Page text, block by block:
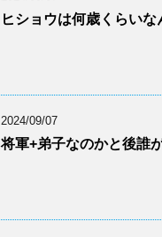
ヒショウは何歳くらいな
2024/09/07
将軍+弟子なのかと後誰